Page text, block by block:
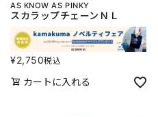
AS KNOW AS PINKY
スカラップチェーンＮＬ
¥2,750税込
カートに入れる